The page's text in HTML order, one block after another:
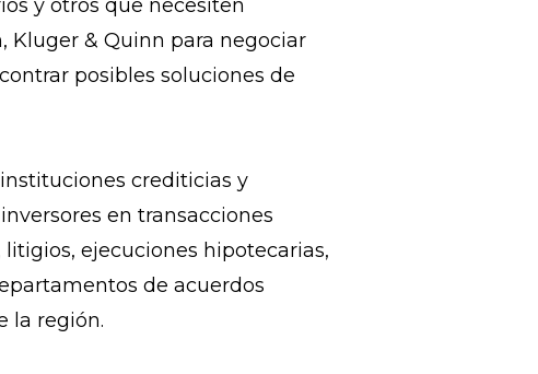
y otros que necesiten
Kluger & Quinn para negociar
posibles soluciones de
crediticias y
en transacciones
ejecuciones hipotecarias,
de acuerdos
la región.